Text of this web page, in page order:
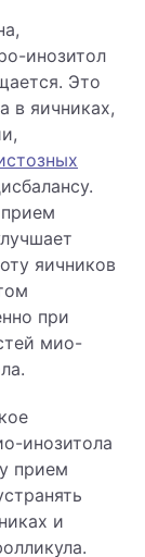
инозитол
Это
в яичниках,
яичников
при
мио-
инозитола
прием
и